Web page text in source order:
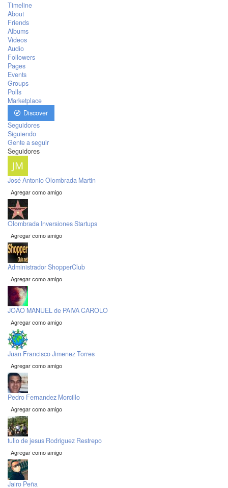
Timeline
About
Friends
Albums
Videos
Audio
Followers
Pages
Events
Groups
Polls
Marketplace
Discover
Seguidores
Siguiendo
Gente a seguir
Seguidores
José Antonio Olombrada Martin
Agregar como amigo
Olombrada Inversiones Startups
Agregar como amigo
Administrador ShopperClub
Agregar como amigo
JOÃO MANUEL de PAIVA CAROLO
Agregar como amigo
Juan Francisco Jimenez Torres
Agregar como amigo
Pedro Fernandez Morcillo
Agregar como amigo
tulio de jesus Rodriguez Restrepo
Agregar como amigo
Jairo Peña